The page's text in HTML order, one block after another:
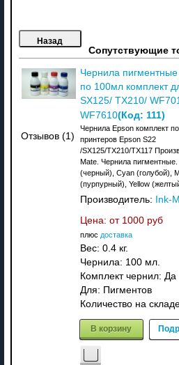
Сопутствующие
Отзывов (1)
Чернила пигментные
по 100мл комплект
SX125/ TX210/
WF7610(Код: 111)
Чернила Epson комплект
принтеров Epson S22
/SX125/TX210/TX117
Mate. Чернила
(черный), Cyan (голубой),
(пурпурный), Yellow
Производитель:
Ink-
Цена: от 1000 руб
плюс доставка
Вес: 0.4 кг.
Чернила: 100 мл.
Комплект чернил: Да
Для: Пигментов
Количество на
В корзину